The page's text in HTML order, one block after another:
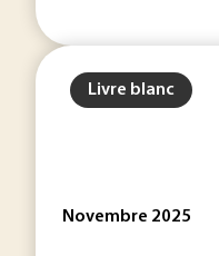
Livre blanc
Novembre 2025